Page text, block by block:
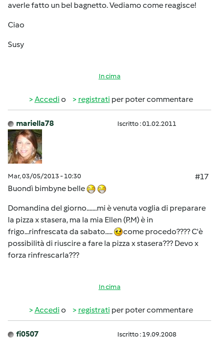
averle fatto un bel bagnetto. Vediamo come reagisce!
Ciao
Susy
In cima
Accedi o registrati per poter commentare
mariella78 Iscritto : 01.02.2011
Mar, 03/05/2013 - 10:30
#17
Buondì bimbyne belle
Domandina del giorno.......mi è venuta voglia di preparare
la pizza x stasera, ma la mia Ellen (P.M) è in
frigo...rinfrescata da sabato.....
come procedo???? C'è
possibilità di riuscire a fare la pizza x stasera??? Devo x
forza rinfrescarla???
In cima
Accedi o registrati per poter commentare
fi0507 Iscritto : 19.09.2008